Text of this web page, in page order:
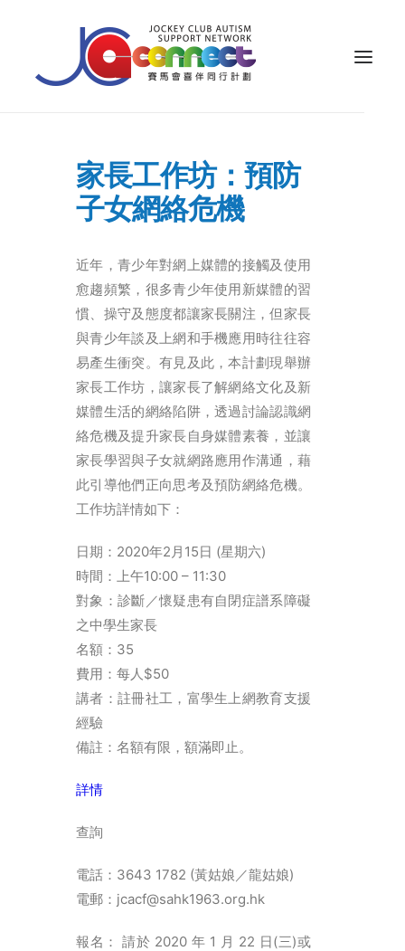
ABOUT US
CAREGIVER SUPPORT
PUBLIC EDUCATION
PROFESSIONAL KNOWLEDGE
PARENTS’ ZONE
IMPACT
RESOURCES
HOME PAGE
FONT SIZE
家長工作坊：預防
子女網絡危機
近年，青少年對網上媒體的接觸及使用
愈趨頻繁，很多青少年使用新媒體的習
慣、操守及態度都讓家長關注，但家長
與青少年談及上網和手機應用時往往容
易產生衝突。有見及此，本計劃現舉辦
家長工作坊，讓家長了解網絡文化及新
媒體生活的網絡陷阱，透過討論認識網
絡危機及提升家長自身媒體素養，並讓
家長學習與子女就網路應用作溝通，藉
此引導他們正向思考及預防網絡危機。
工作坊詳情如下：
日期：2020年2月15日 (星期六)
時間：上午10:00 – 11:30
對象：診斷／懷疑患有自閉症譜系障礙
之中學生家長
名額：35
費用：每人$50
講者：註冊社工，富學生上網教育支援
經驗
備註：名額有限，額滿即止。
詳情
查詢
電話：3643 1782 (黃姑娘／龍姑娘)
電郵：jcacf@sahk1963.org.hk
報名： 請於 2020 年 1 月 22 日(三)或